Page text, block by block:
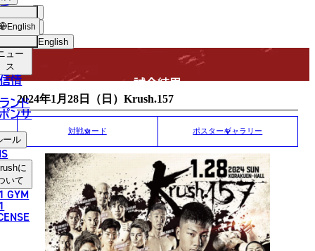
English
한국어
中文（繁體）
ไทย
العربية
ョッ
プ
ュー
ス
情
ンド
ンサ
ール
に
いて
GYM
English MATCH RESULT
試合結果
2024年1月28日（日）Krush.157
対戦カード ポスターギャラリー